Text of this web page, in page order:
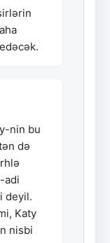
nin bu
də
adi
deyil.
Katy
nisbi